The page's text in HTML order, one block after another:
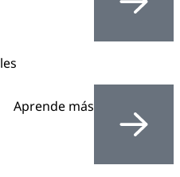
Aprende más